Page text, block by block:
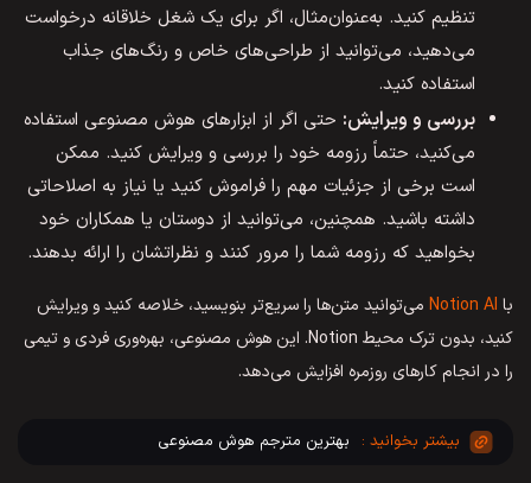
تنظیم کنید. به‌عنوان‌مثال، اگر برای یک شغل خلاقانه درخواست
می‌دهید، می‌توانید از طراحی‌های خاص و رنگ‌های جذاب
استفاده کنید.
بررسی و ویرایش: حتی اگر از ابزارهای هوش مصنوعی استفاده
می‌کنید، حتماً رزومه خود را بررسی و ویرایش کنید. ممکن
است برخی از جزئیات مهم را فراموش کنید یا نیاز به اصلاحاتی
داشته باشید. همچنین، می‌توانید از دوستان یا همکاران خود
بخواهید که رزومه شما را مرور کنند و نظراتشان را ارائه بدهند.
با Notion AI می‌توانید متن‌ها را سریع‌تر بنویسید، خلاصه کنید و ویرایش
کنید، بدون ترک محیط Notion. این هوش مصنوعی، بهره‌وری فردی و تیمی
را در انجام کارهای روزمره افزایش می‌دهد.
بهترین مترجم هوش مصنوعی